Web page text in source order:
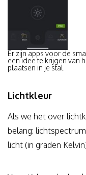
Er zijn apps voor de
een idee te krijgen van
plaatsen in je stal.
Lichtkleur
Als we het over
belang:
licht (in graden